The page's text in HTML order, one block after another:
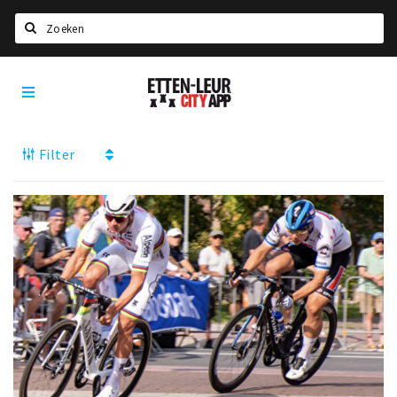
Home
Deals
Nieuws, interviews & blogs
Eten
Drinken
Slapen
Recreatief
Winkels
Etten-
Leur
Filter